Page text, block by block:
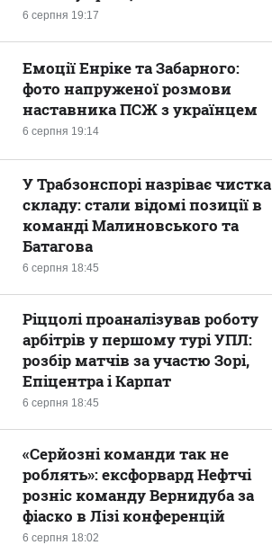
6 серпня 19:17
6 серпня 19:14
Емоції Енріке та Забарного:
фото напруженої розмови
наставника ПСЖ з українцем
6 серпня 18:45
У Трабзонспорі назріває чистка
складу: стали відомі позиції в
команді Малиновського та
Батагова
6 серпня 18:45
Ріццолі проаналізував роботу
арбітрів у першому турі УПЛ:
розбір матчів за участю Зорі,
Епіцентра і Карпат
6 серпня 18:02
«Серйозні команди так не
роблять»: ексфорвард Нефтчі
розніс команду Вернидуба за
фіаско в Лізі конференцій